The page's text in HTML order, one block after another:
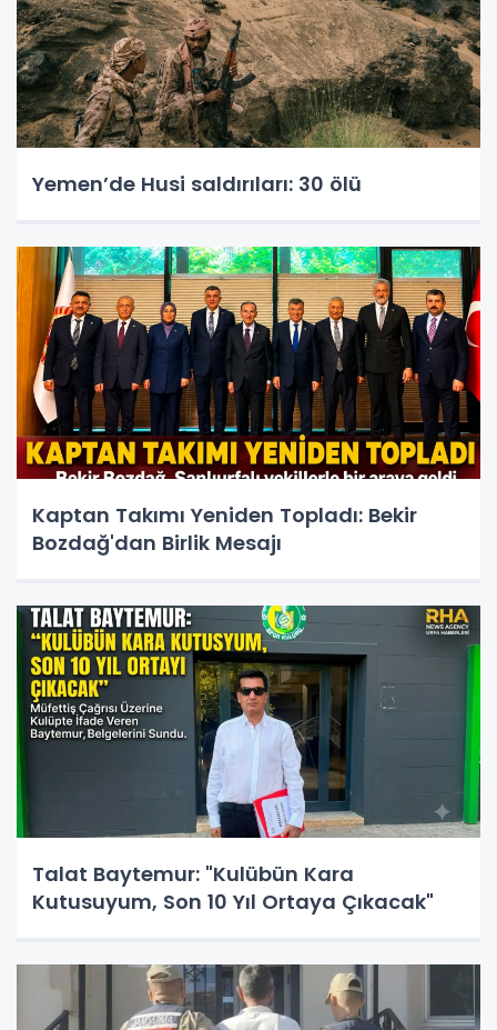
Yemen’de Husi saldırıları: 30 ölü
Kaptan Takımı Yeniden Topladı: Bekir
Bozdağ'dan Birlik Mesajı
Talat Baytemur: "Kulübün Kara
Kutusuyum, Son 10 Yıl Ortaya Çıkacak"